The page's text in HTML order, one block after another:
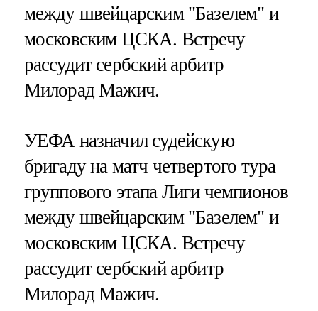
между швейцарским "Базелем" и
московским ЦСКА. Встречу
рассудит сербский арбитр
Милорад Мажич.
УЕФА назначил судейскую
бригаду на матч четвертого тура
группового этапа Лиги чемпионов
между швейцарским "Базелем" и
московским ЦСКА. Встречу
рассудит сербский арбитр
Милорад Мажич.